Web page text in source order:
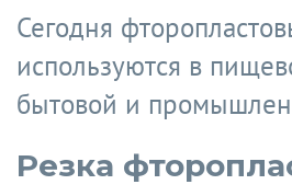
Сегодня
используются в
бытовой и
Резка